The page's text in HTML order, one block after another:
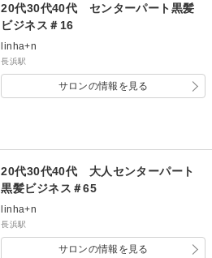
20代30代40代 センターパート黒髪
ビジネス＃16
linha+n
長浜駅
サロンの情報を見る
20代30代40代 大人センターパート
黒髪ビジネス＃65
linha+n
長浜駅
サロンの情報を見る